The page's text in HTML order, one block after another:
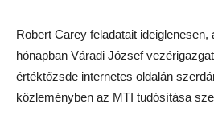
Robert Carey feladatait
hónapban Váradi József
értéktőzsde internetes oldalán
közleményben az MTI tudósítása